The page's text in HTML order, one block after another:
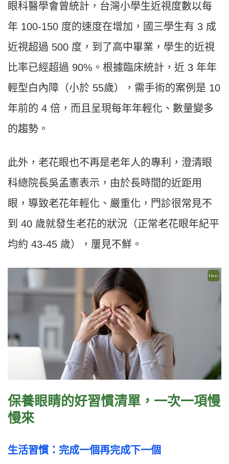
眼科醫學會曾統計，台灣小學生近視度數以每
年 100-150 度的速度在增加，國三學生有 3 成
近視超過 500 度，到了高中畢業，學生的近視
比率已經超過 90%。根據臨床統計，近 3 年年
輕型白內障（小於 55歲），需手術的案例是 10
年前的 4 倍，而且呈現每年年輕化、數量變多
的趨勢。
此外，老花眼也不再是老年人的專利，澄清眼
科總院長吳孟憲表示，由於長時間的近距用
眼，導致老花年輕化、嚴重化，門診很常見不
到 40 歲就發生老花的狀況（正常老花眼年紀平
均約 43-45 歲），屢見不鮮。
保養眼睛的好習慣清單，一次一項慢
慢來
生活習慣：完成一個再完成下一個